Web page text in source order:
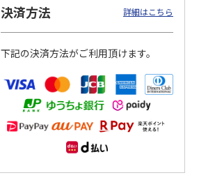
パペットスンスン
R…
1,485円
(送料別・税込)
ラックマ リラッ
4,510円
(送料別・税込)
決済方法 詳細はこちら
下記の決済方法がご利用頂けます。